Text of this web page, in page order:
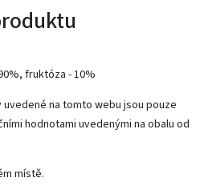
fruktóza - 10%
na tomto webu jsou pouze
hodnotami uvedenými na obalu od
místě.